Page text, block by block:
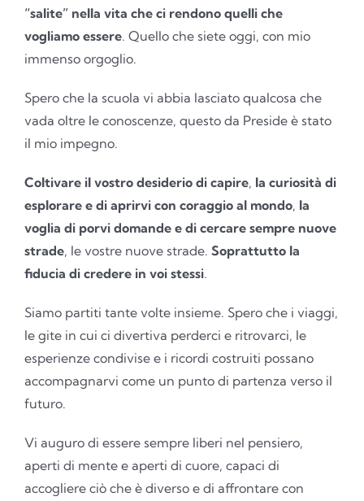
“salite” nella vita che ci rendono quelli che
vogliamo essere. Quello che siete oggi, con mio
immenso orgoglio.
Spero che la scuola vi abbia lasciato qualcosa che
vada oltre le conoscenze, questo da Preside è stato
il mio impegno.
Coltivare il vostro desiderio di capire, la curiosità di
esplorare e di aprirvi con coraggio al mondo, la
voglia di porvi domande e di cercare sempre nuove
strade, le vostre nuove strade. Soprattutto la
fiducia di credere in voi stessi.
Siamo partiti tante volte insieme. Spero che i viaggi,
le gite in cui ci divertiva perderci e ritrovarci, le
esperienze condivise e i ricordi costruiti possano
accompagnarvi come un punto di partenza verso il
futuro.
Vi auguro di essere sempre liberi nel pensiero,
aperti di mente e aperti di cuore, capaci di
accogliere ciò che è diverso e di affrontare con